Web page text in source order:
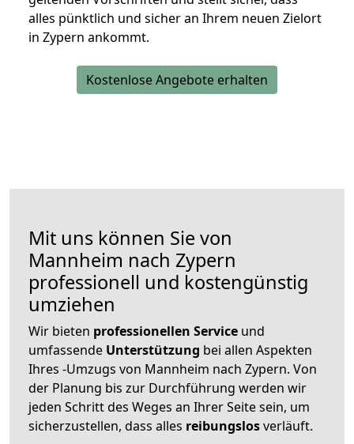
alles pünktlich und sicher an Ihrem neuen Zielort
in Zypern ankommt.
Kostenlose Angebote erhalten
Mit uns können Sie von
Mannheim nach Zypern
professionell und kostengünstig
umziehen
Wir bieten professionellen Service und
umfassende Unterstützung bei allen Aspekten
Ihres -Umzugs von Mannheim nach Zypern. Von
der Planung bis zur Durchführung werden wir
jeden Schritt des Weges an Ihrer Seite sein, um
sicherzustellen, dass alles reibungslosverläuft.